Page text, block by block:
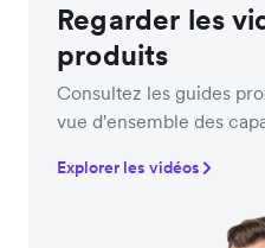
Regarder les
produits
Consultez les guides
vue d'ensemble des
Explorer les vidéos